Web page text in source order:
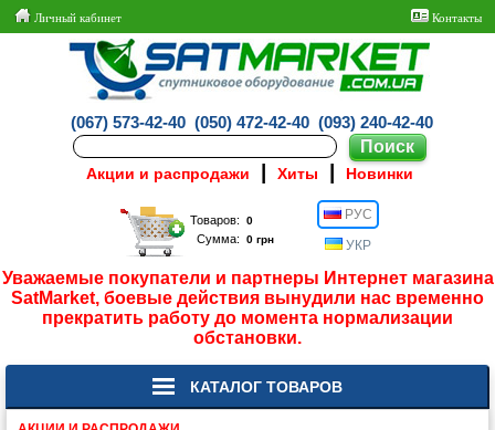
Личный кабинет Контакты
(067) 573-42-40 (050) 472-42-40 (093) 240-42-40
Акции и распродажи | Хиты | Новинки
Товаров:
Сумма:
РУС
УКР
Уважаемые покупатели и партнеры Интернет магазина
SatMarket, боевые действия вынудили нас временно
прекратить работу до момента нормализации
обстановки.
КАТАЛОГ ТОВАРОВ